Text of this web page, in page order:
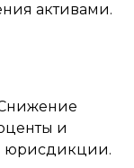
активами.
и
юрисдикции.